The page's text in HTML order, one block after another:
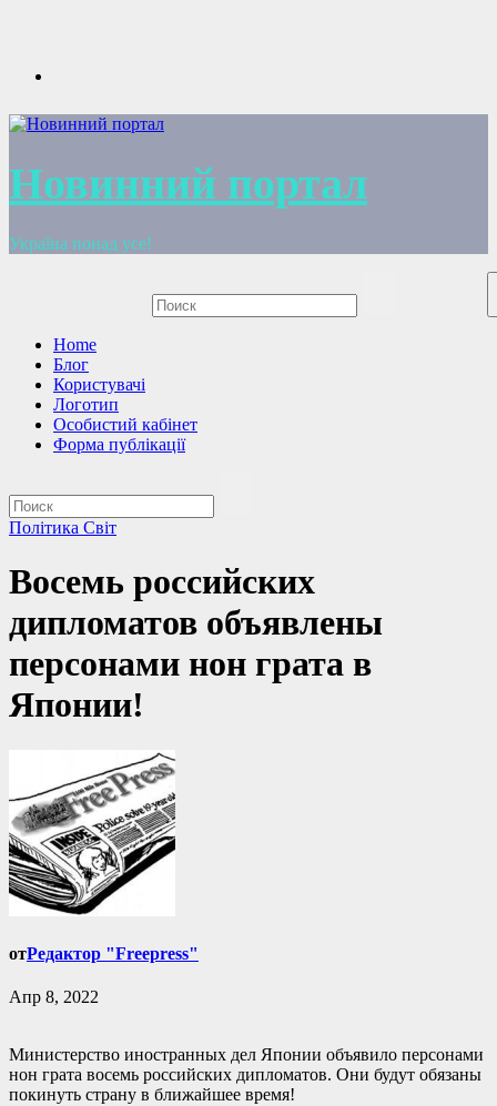
Новинний портал
Україна понад усе!
Home
Блог
Користувачі
Логотип
Особистий кабінет
Форма публікації
Політика Світ
Восемь российских
дипломатов объявлены
персонами нон грата в
Японии!
отРедактор "Freepress"
Апр 8, 2022
Министерство иностранных дел Японии объявило персонами
нон грата восемь российских дипломатов. Они будут обязаны
покинуть страну в ближайшее время!